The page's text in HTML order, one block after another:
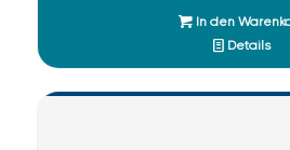
In den
Details